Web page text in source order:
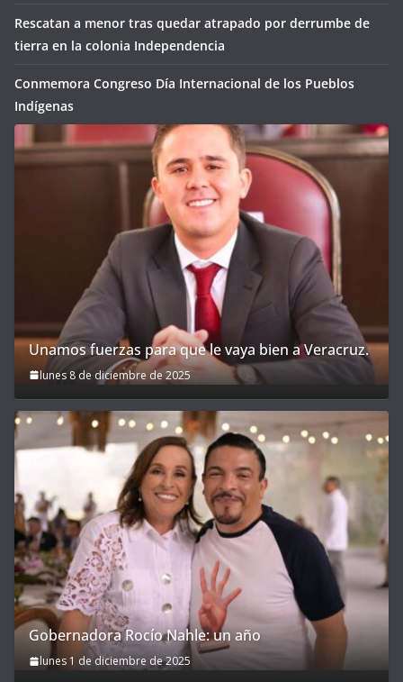
Rescatan a menor tras quedar atrapado por derrumbe de
tierra en la colonia Independencia
Conmemora Congreso Día Internacional de los Pueblos
Indígenas
Unamos fuerzas para que le vaya bien a Veracruz.
lunes 8 de diciembre de 2025
Gobernadora Rocío Nahle: un año
lunes 1 de diciembre de 2025